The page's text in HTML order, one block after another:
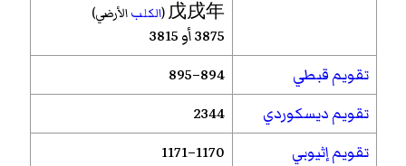
戊戌年
(الكلبالأرضي)
3875 أو 3815
تقويم قبطي
894–895
تقويم ديسكوردي
2344
تقويم إثيوبي
1170–1171